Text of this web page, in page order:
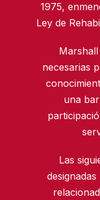
1975,
Ley de
necesarias
una
Las